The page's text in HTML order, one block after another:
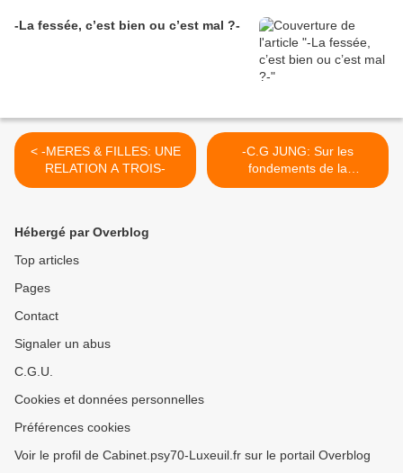
-La fessée, c’est bien ou c’est mal ?-
< -MERES & FILLES: UNE
RELATION A TROIS-
-C.G JUNG: Sur les
fondements de la
psychologie analytique- >
Hébergé par Overblog
Top articles
Pages
Contact
Signaler un abus
C.G.U.
Cookies et données personnelles
Préférences cookies
Voir le profil de Cabinet.psy70-Luxeuil.fr sur le portail Overblog